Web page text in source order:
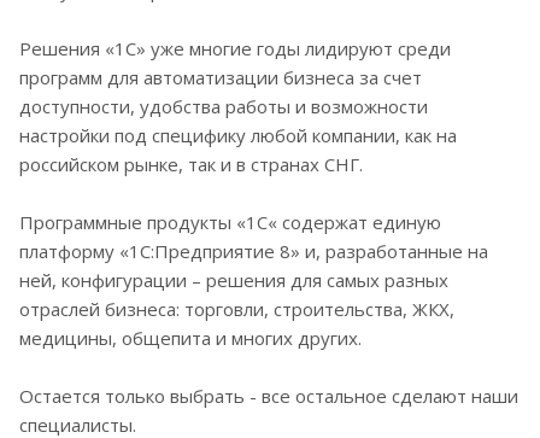
Решения «1С» уже многие годы лидируют среди
программ для автоматизации бизнеса за счет
доступности, удобства работы и возможности
настройки под специфику любой компании, как на
российском рынке, так и в странах СНГ.
Программные продукты «1С« содержат единую
платформу «1С:Предприятие 8» и, разработанные на
ней, конфигурации – решения для самых разных
отраслей бизнеса: торговли, строительства, ЖКХ,
медицины, общепита и многих других.
Остается только выбрать - все остальное сделают наши
специалисты.